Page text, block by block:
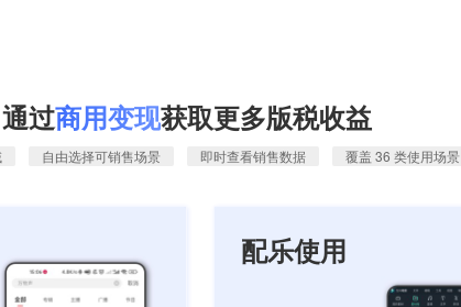
过商用变现获取更多版税收益
自由选择可销售场景 即时查看销售数据 覆盖 36 类使用场景
配乐使用